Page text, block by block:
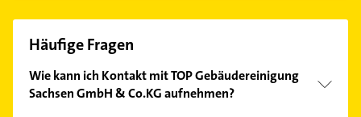
Häufige Fragen
Wie kann ich Kontakt mit TOP Gebäudereinigung
Sachsen GmbH & Co.KG aufnehmen?